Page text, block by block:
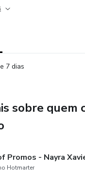
os alunos
como *Saci*,
7 dias
sobre quem
Promos - Nayra
Hotmarter